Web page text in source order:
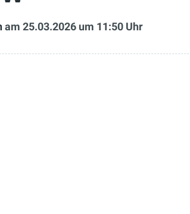
am 25.03.2026 um 11:50 Uhr